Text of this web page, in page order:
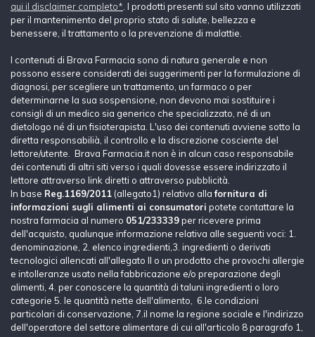
qui il disclaimer completo* . I prodotti presenti sul sito vanno utilizzati
per il mantenimento del proprio stato di salute, bellezza e
benessere, il trattamento o la prevenzione di malattie.
I contenuti di Brava Farmacia sono di natura generale e non
possono essere considerati dei suggerimenti per la formulazione di
diagnosi, per scegliere un trattamento, un farmaco o per
determinarne la sua sospensione, non devono mai sostituire i
consigli di un medico sia generico che specializzato, né di un
dietologo né di un fisioterapista. L'uso dei contenuti avviene sotto la
diretta responsabilià, il controllo e la discrezione cosciente del
lettore/utente. Brava Farmacia.it non è in alcun caso responsabile
dei contenuti di altri siti verso i quali dovesse essere indirizzato il
lettore attraverso link diretti o attraverso pubblicità.
In base Reg.1169/2011 (allegato1) relativo allafornitura di
informazioni sugli alimenti ai consumatori potete contattare la
nostra farmacia al numero 051/233339per ricevere prima
dell'acquisto, qualunque informazione relativa alle seguenti voci: 1.
denominazione, 2. elenco ingredienti,3. ingredienti o derivati
tecnologici allencati all'allegato II o un prodotto che provochi allergie
e intolleranze usato nella fabbricazione e/o preparazione degli
alimenti, 4. per conoscere la quantità di taluni ingredienti o loro
categorie 5. le quantità nette dell'alimento, 6.le condizioni
particolari di conservazione, 7.il nome la regione sociale e l'indirizzo
dell'operatore del settore alimentare di cui all'articolo 8 paragrafo 1,